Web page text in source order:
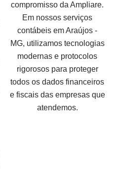
compromisso da Ampliare.
Em nossos serviços
contábeis em Araújos -
MG, utilizamos tecnologias
modernas e protocolos
rigorosos para proteger
todos os dados financeiros
e fiscais das empresas que
atendemos.